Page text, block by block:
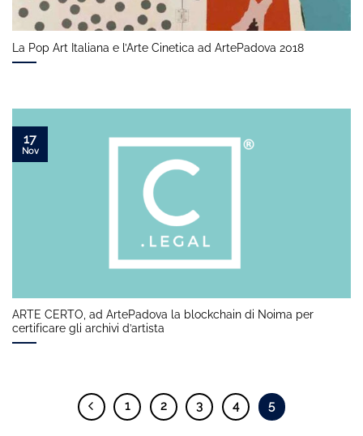
La Pop Art Italiana e l’Arte Cinetica ad ArtePadova 2018
ARTE CERTO, ad ArtePadova la blockchain di Noima per
certificare gli archivi d’artista
17
Nov
1 2 3 4 5